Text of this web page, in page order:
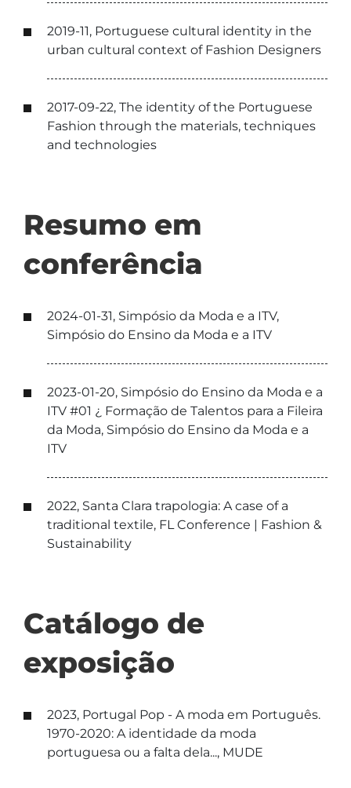
2019-11, Portuguese cultural identity in the
urban cultural context of Fashion Designers
2017-09-22, The identity of the Portuguese
Fashion through the materials, techniques
and technologies
Resumo em
conferência
2024-01-31, Simpósio da Moda e a ITV,
Simpósio do Ensino da Moda e a ITV
2023-01-20, Simpósio do Ensino da Moda e a
ITV #01 ¿ Formação de Talentos para a Fileira
da Moda, Simpósio do Ensino da Moda e a
ITV
2022, Santa Clara trapologia: A case of a
traditional textile, FL Conference | Fashion &
Sustainability
Catálogo de
exposição
2023, Portugal Pop - A moda em Português.
1970-2020: A identidade da moda
portuguesa ou a falta dela..., MUDE